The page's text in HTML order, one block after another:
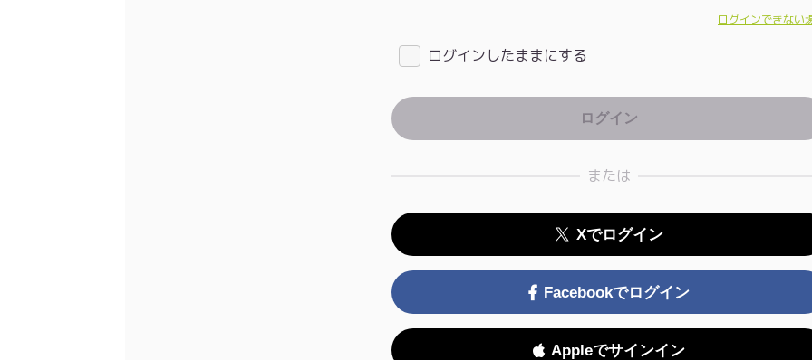
ログインできない
ログインしたままにする
または
Xでログイン
Facebookでログイン
Appleでサインイン